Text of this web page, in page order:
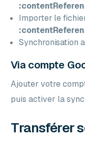
Importer le
Synchronisation
Via compte
Ajouter votre
puis activer la
Transférer